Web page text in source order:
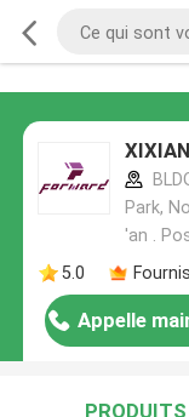
Park,
'an .
5.0
Appelle
PRODUITS